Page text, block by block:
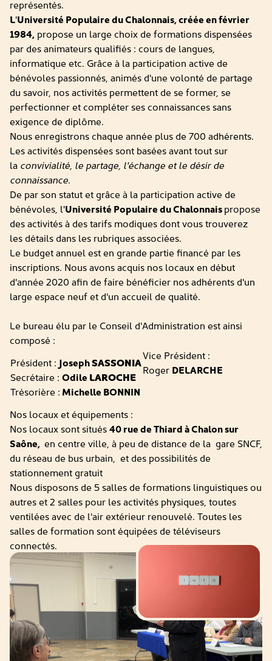
représentés.
L'Université Populaire du Chalonnais, créée en février
1984, propose un large choix de formations dispensées
par des animateurs qualifiés : cours de langues,
informatique etc. Grâce à la participation active de
bénévoles passionnés, animés d'une volonté de partage
du savoir, nos activités permettent de se former, se
perfectionner et compléter ses connaissances sans
exigence de diplôme.
Nous enregistrons chaque année plus de 700 adhérents.
Les activités dispensées sont basées avant tout sur
la convivialité, le partage, l'échange et le désir de
connaissance.
De par son statut et grâce à la participation active de
bénévoles, l'Université Populaire du Chalonnaispropose
des activités à des tarifs modiques dont vous trouverez
les détails dans les rubriques associées.
Le budget annuel est en grande partie financé par les
inscriptions. Nous avons acquis nos locaux en début
d'année 2020 afin de faire bénéficier nos adhérents d'un
large espace neuf et d'un accueil de qualité.
Le bureau élu par le Conseil d'Administration est ainsi
composé :
Président : JosephSASSONIA
Secrétaire : Odile LAROCHE
Trésorière : Michelle BONNIN
Vice Président :
Roger DELARCHE
Nos locaux et équipements :
Nos locaux sont situés40 rue de Thiard à Chalon sur
Saône, en centre ville, à peu de distance de la gare SNCF,
du réseau de bus urbain, et des possibilités de
stationnement gratuit
Nous disposons de 5 salles de formations linguistiques ou
autres et 2 salles pour les activités physiques, toutes
ventilées avec de l'air extérieur renouvelé. Toutes les
salles de formation sont équipées de téléviseurs
connectés.